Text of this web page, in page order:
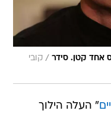
אחד קטן. סידר / קובי
" העלה הילוך